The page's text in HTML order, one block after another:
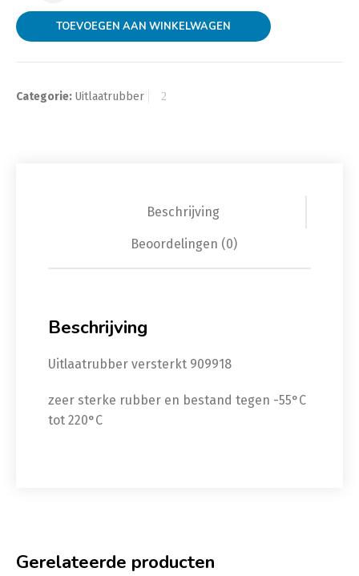
TOEVOEGEN AAN WINKELWAGEN
Categorie: Uitlaatrubber
Beschrijving
Beoordelingen (0)
Beschrijving
Uitlaatrubber versterkt 909918
zeer sterke rubber en bestand tegen -55°C
tot 220°C
Gerelateerde producten